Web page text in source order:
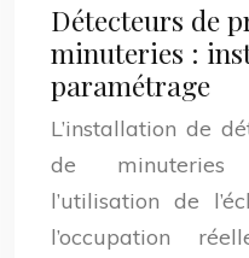
Détecteurs de
minuteries :
paramétrage
L’installation de
de minuteries
l’utilisation de
l’occupation